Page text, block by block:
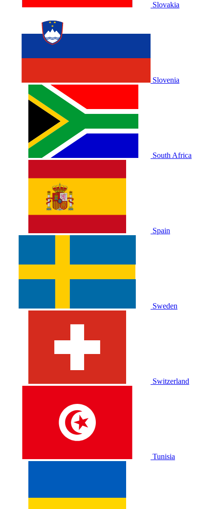
Slovakia
Slovenia
South Africa
Spain
Sweden
Switzerland
Tunisia